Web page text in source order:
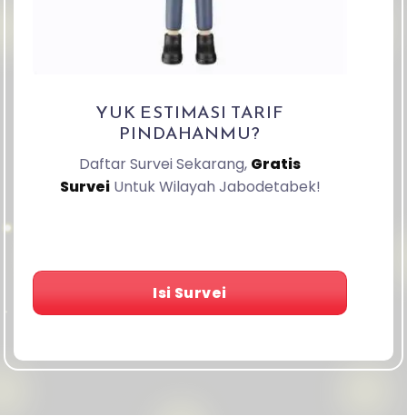
YUK ESTIMASI TARIF
PINDAHANMU?
Daftar Survei Sekarang, Gratis
SurveiUntuk Wilayah Jabodetabek!
Isi Survei